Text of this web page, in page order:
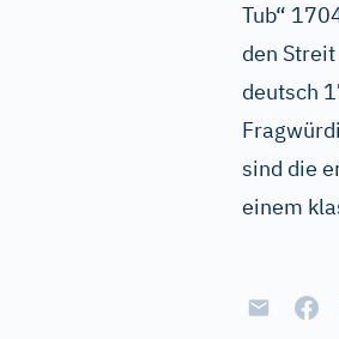
Tub“
den
deutsch
sind die
einem